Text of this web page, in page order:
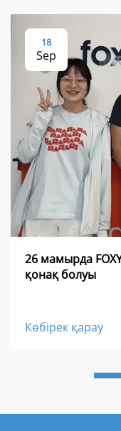
18
Sep
26 мамырда
қонақ болуы
Көбірек қарау